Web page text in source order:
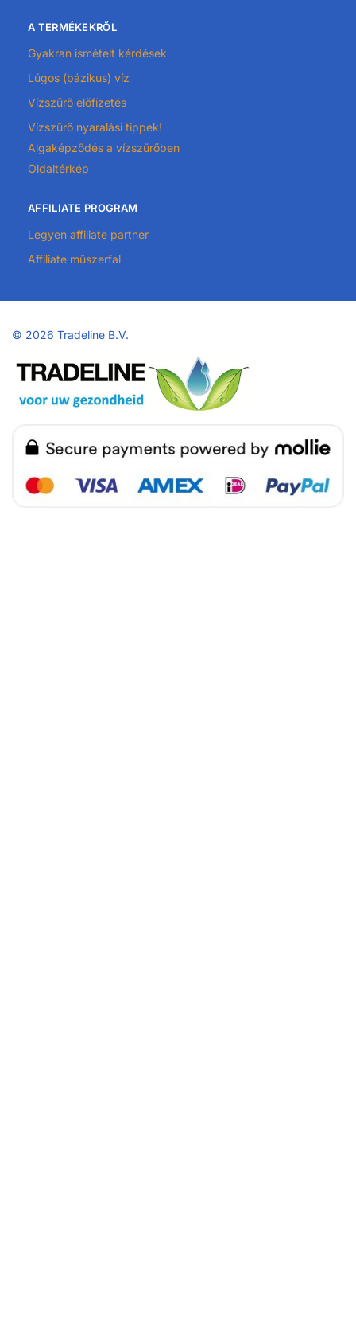
A TERMÉKEKRŐL
Gyakran ismételt kérdések
Lúgos (bázikus) víz
Vízszűrő előfizetés
Vízszűrő nyaralási tippek!
Algaképződés a vízszűrőben
Oldaltérkép
AFFILIATE PROGRAM
Legyen affiliate partner
Affiliate műszerfal
© 2026 Tradeline B.V.